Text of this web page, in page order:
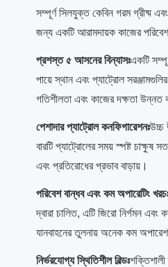
সম্পূর্ণ সিলযুক্ত কেবিন গরম গ্রীষ্ম
জন্য একটি আরামদায়ক কাজের
প্রশস্ত ৫ আসনের বিন্যাসঃএকটি
পায়ে স্থান এবং প্যাট্রোল
গতিশীলতা এবং কাজের দক্ষতা উন্নত
পেশাদার প্যাট্রোল কনফিগারেশনঃউচ্চ
বারটি প্যাট্রোলের সময় স্পষ্ট চাক্ষুষ
এবং প্রতিরোধের প্রভাব বাড়ায়।
পরিবেশ বান্ধব এবং কম অপারেটিং
দ্বারা চালিত, এটি জিরো নির্গমন এবং
যানবাহনের তুলনায় অনেক কম
নির্ভরযোগ্য স্থিতিশীল বিল্ডঃশক্তিশালী